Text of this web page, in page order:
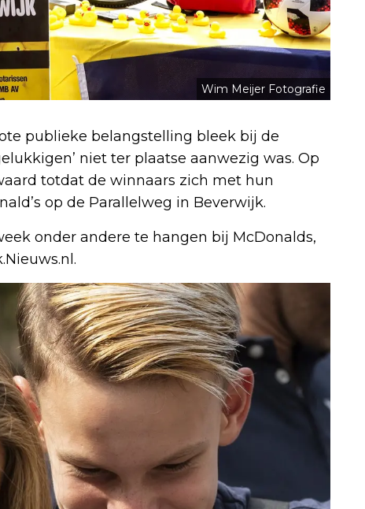
Wim Meijer Fotografie
publieke belangstelling bleek bij de
niet ter plaatse aanwezig was. Op
totdat de winnaars zich met hun
op de Parallelweg in Beverwijk.
onder andere te hangen bij McDonalds,